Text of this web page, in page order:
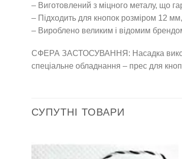
– Виготовлений з міцного металу, що
– Підходить для кнопок розміром 12
– Вироблено великим і відомим
СФЕРА ЗАСТОСУВАННЯ: Насадка
спеціальне обладнання – прес для
СУПУТНІ ТОВАРИ